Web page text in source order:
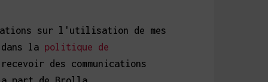
sur l'utilisation de mes
la politique de
des communications